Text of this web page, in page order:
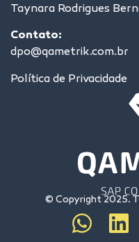
© Copyright 2025.
Taynara Rodrigues
Contato:
dpo@qametrik.com.br
Política de Privacidade